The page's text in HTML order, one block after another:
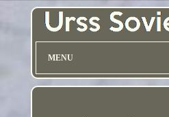
MENU